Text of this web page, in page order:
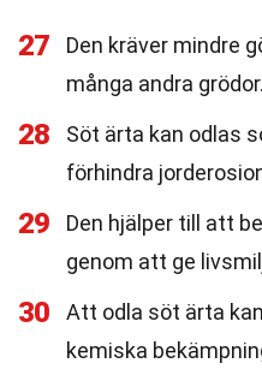
27
Den kräver mindre
många andra grödor.
28
Söt ärta kan odlas
förhindra
29
Den hjälper till att
genom att ge
30
Att odla söt ärta
kemiska